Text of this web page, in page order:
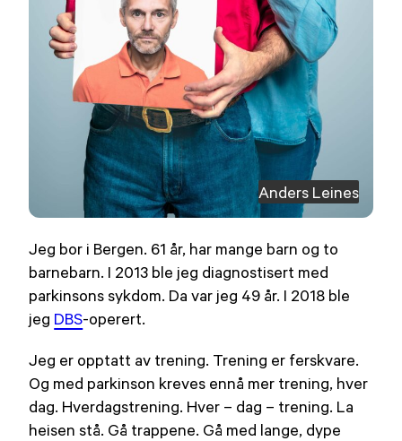
Anders Leines
Jeg bor i Bergen. 61 år, har mange barn og to
barnebarn. I 2013 ble jeg diagnostisert med
parkinsons sykdom. Da var jeg 49 år. I 2018 ble
jeg DBS-operert.
Jeg er opptatt av trening. Trening er ferskvare.
Og med parkinson kreves ennå mer trening, hver
dag. Hverdagstrening. Hver – dag – trening. La
heisen stå. Gå trappene. Gå med lange, dype